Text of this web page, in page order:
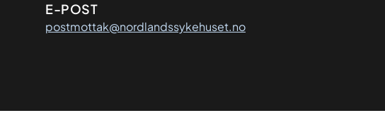
E-POST
postmottak@nordlandssykehuset.no